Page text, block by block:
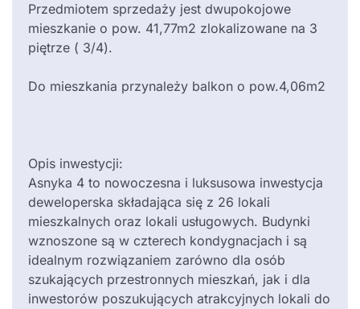
Przedmiotem sprzedaży jest dwupokojowe
mieszkanie o pow. 41,77m2 zlokalizowane na 3
piętrze ( 3/4).
Do mieszkania przynależy balkon o pow.4,06m2
Opis inwestycji:
Asnyka 4 to nowoczesna i luksusowa inwestycja
deweloperska składająca się z 26 lokali
mieszkalnych oraz lokali usługowych. Budynki
wznoszone są w czterech kondygnacjach i są
idealnym rozwiązaniem zarówno dla osób
szukających przestronnych mieszkań, jak i dla
inwestorów poszukujących atrakcyjnych lokali do